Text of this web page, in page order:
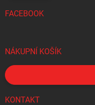
FACEBOOK
NÁKUPNÍ KOŠÍK
KONTAKT